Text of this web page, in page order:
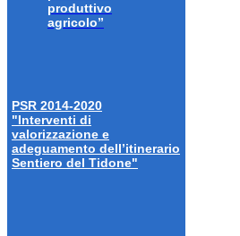
produttivo
agricolo”
PSR 2014-2020
"Interventi di
valorizzazione e
adeguamento dell’itinerario
Sentiero del Tidone"